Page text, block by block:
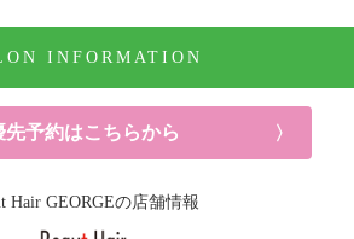
INFORMATION
先予約はこちらから
Hair GEORGEの店舗情報